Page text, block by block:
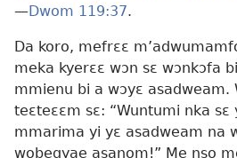
—Dwom 119:37.
Da koro, mefrɛɛ
meka kyerɛɛ wɔn sɛ wɔnkɔfa
mmienu bi a wɔyɛ asadweam.
teɛteɛɛm sɛ: “Wuntumi nka sɛ
mmarima yi yɛ asadweam na
wobegyae asanom!” Me nso